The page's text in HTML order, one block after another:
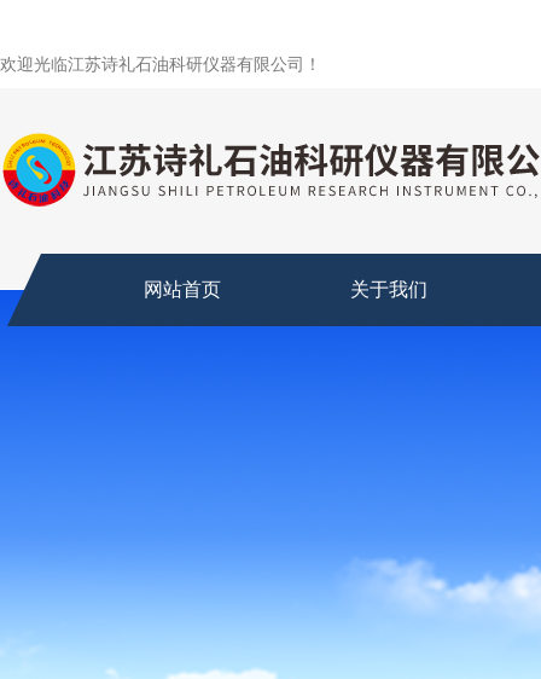
欢迎光临江苏诗礼石油科研仪器有限公司！
网站首页 关于我们